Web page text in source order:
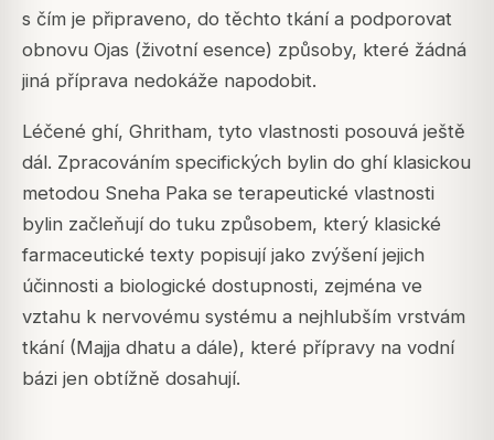
s čím je připraveno, do těchto tkání a podporovat
obnovu Ojas (životní esence) způsoby, které žádná
jiná příprava nedokáže napodobit.
Léčené ghí, Ghritham, tyto vlastnosti posouvá ještě
dál. Zpracováním specifických bylin do ghí klasickou
metodou Sneha Paka se terapeutické vlastnosti
bylin začleňují do tuku způsobem, který klasické
farmaceutické texty popisují jako zvýšení jejich
účinnosti a biologické dostupnosti, zejména ve
vztahu k nervovému systému a nejhlubším vrstvám
tkání (Majja dhatu a dále), které přípravy na vodní
bázi jen obtížně dosahují.